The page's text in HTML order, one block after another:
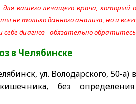
вашего лечащего врача, который
не только данного анализа, но и
диагноз - обязательно
в Челябинске
ул. Володарского, 50-а)
без